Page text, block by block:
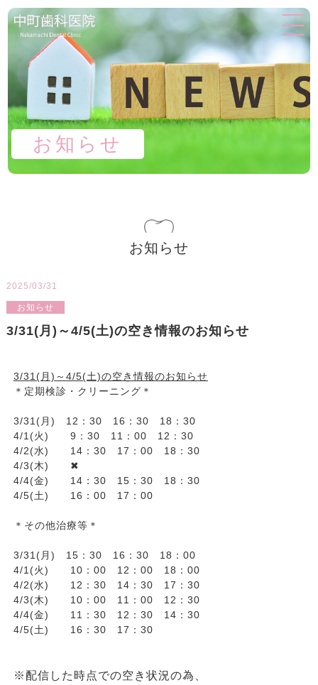
お知らせ
お知らせ
2025/03/31
お知らせ
3/31(月)～4/5(土)の空き情報のお知らせ
3/31(月)～4/5(土)の空き情報のお知らせ
＊定期検診・クリーニング＊
3/31(月) 12：30 16：30 18：30
4/1(火) 9：30 11：00 12：30
4/2(水) 14：30 17：00 18：30
4/3(木) ✖
4/4(金) 14：30 15：30 18：30
4/5(土) 16：00 17：00
＊その他治療等＊
3/31(月) 15：30 16：30 18：00
4/1(火) 10：00 12：00 18：00
4/2(水) 12：30 14：30 17：30
4/3(木) 10：00 11：00 12：30
4/4(金) 11：30 12：30 14：30
4/5(土) 16：30 17：30
※ 配信した時点での空き状況の為、